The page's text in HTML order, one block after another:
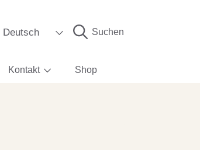
Deutsch Suchen
Kontakt Shop